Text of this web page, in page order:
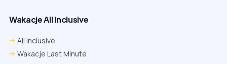
Wakacje All Inclusive
All Inclusive
Wakacje Last Minute